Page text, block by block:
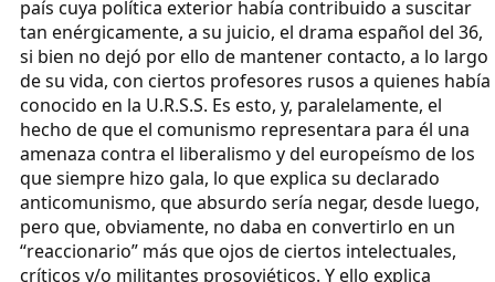
país cuya política exterior había contribuido a suscitar
tan enérgicamente, a su juicio, el drama español del 36,
si bien no dejó por ello de mantener contacto, a lo largo
de su vida, con ciertos profesores rusos a quienes había
conocido en la U.R.S.S. Es esto, y, paralelamente, el
hecho de que el comunismo representara para él una
amenaza contra el liberalismo y del europeísmo de los
que siempre hizo gala, lo que explica su declarado
anticomunismo, que absurdo sería negar, desde luego,
pero que, obviamente, no daba en convertirlo en un
“reaccionario” más que ojos de ciertos intelectuales,
críticos y/o militantes prosoviéticos. Y ello explica